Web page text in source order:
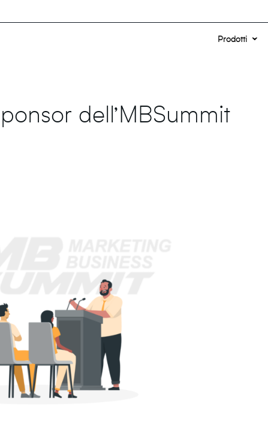
Prodotti
dell’MBSummit